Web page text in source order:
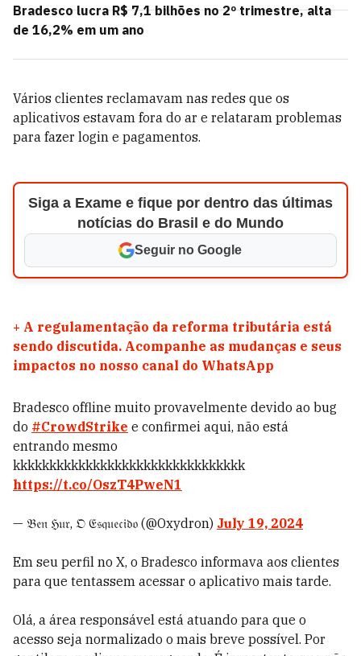
Bradesco lucra R$ 7,1 bilhões no 2º trimestre, alta
de 16,2% em um ano
Vários clientes reclamavam nas redes que os
aplicativos estavam fora do ar e relataram problemas
para fazer login e pagamentos.
Siga a Exame e fique por dentro das últimas
notícias do Brasil e do Mundo
Seguir no Google
+ A regulamentação da reforma tributária está
sendo discutida. Acompanhe as mudanças e seus
impactos no nosso canal do WhatsApp
Bradesco offline muito provavelmente devido ao bug
do #CrowdStrike e confirmei aqui, não está
entrando mesmo
kkkkkkkkkkkkkkkkkkkkkkkkkkkkkkkk
https://t.co/OszT4PweN1
— 𝔅𝔢𝔫 ℌ𝔲𝔯, 𝔒 𝔈𝔰𝔮𝔲𝔢𝔠𝔦𝔡𝔬 (@Oxydron) July 19, 2024
Em seu perfil no X, o Bradesco informava aos clientes
para que tentassem acessar o aplicativo mais tarde.
Olá, a área responsável está atuando para que o
acesso seja normalizado o mais breve possível. Por